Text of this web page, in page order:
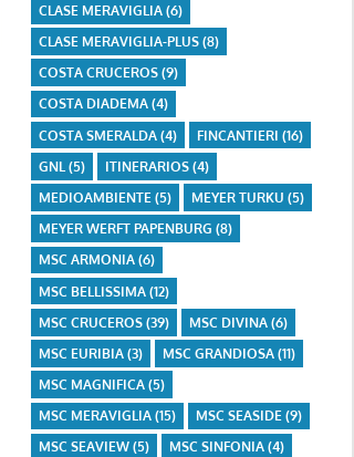
CLASE MERAVIGLIA(6)
CLASE MERAVIGLIA-PLUS(8)
COSTA CRUCEROS(9)
COSTA DIADEMA(4)
COSTA SMERALDA(4) FINCANTIERI (16)
GNL (5) ITINERARIOS(4)
MEDIOAMBIENTE (5) MEYER TURKU (5)
MEYER WERFT PAPENBURG (8)
MSC ARMONIA(6)
MSC BELLISSIMA(12)
MSC CRUCEROS(39) MSC DIVINA(6)
MSC EURIBIA(3) MSC GRANDIOSA(11)
MSC MAGNIFICA(5)
MSC MERAVIGLIA(15) MSC SEASIDE(9)
MSC SEAVIEW(5) MSC SINFONIA(4)